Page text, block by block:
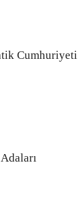
Cumhuriyeti